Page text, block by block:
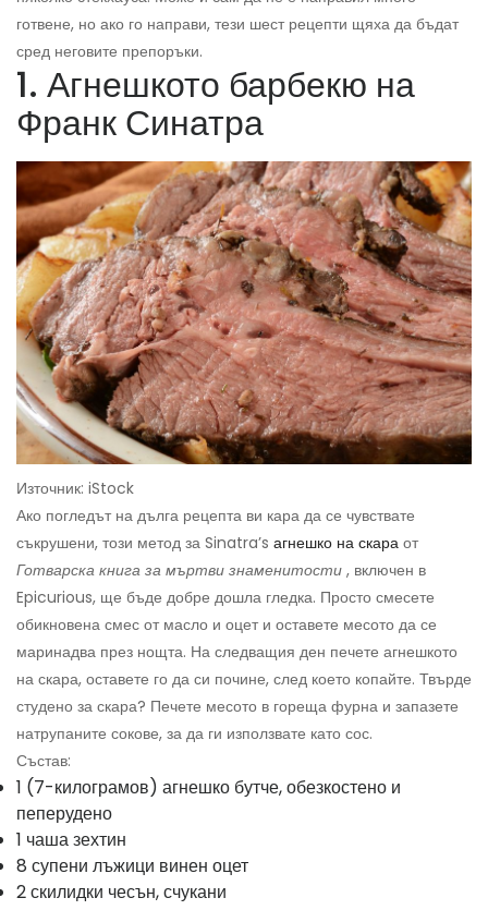
готвене, но ако го направи, тези шест рецепти щяха да бъдат
сред неговите препоръки.
1. Агнешкото барбекю на
Франк Синатра
Източник: iStock
Ако погледът на дълга рецепта ви кара да се чувствате
съкрушени, този метод за Sinatra’s агнешко на скара от
Готварска книга за мъртви знаменитости , включен в
Epicurious, ще бъде добре дошла гледка. Просто смесете
обикновена смес от масло и оцет и оставете месото да се
маринадва през нощта. На следващия ден печете агнешкото
на скара, оставете го да си почине, след което копайте. Твърде
студено за скара? Печете месото в гореща фурна и запазете
натрупаните сокове, за да ги използвате като сос.
Състав:
1 (7-килограмов) агнешко бутче, обезкостено и
пеперудено
1 чаша зехтин
8 супени лъжици винен оцет
2 скилидки чесън, счукани